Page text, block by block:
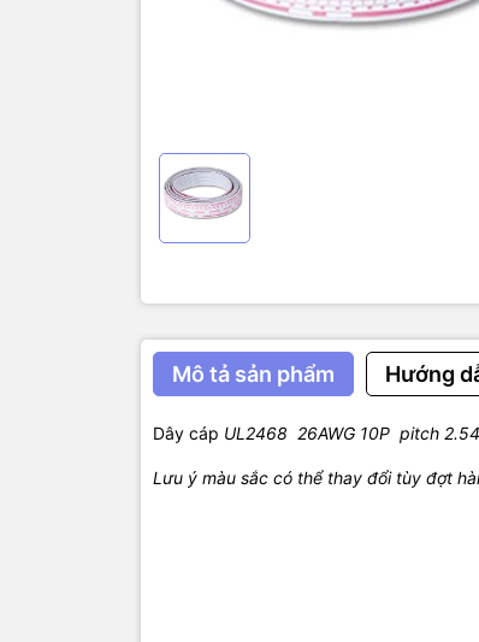
Mô tả sản phẩm Hướng
Dây cáp UL2468 26AWG 10P pitch
Lưu ý màu sắc có thể thay đổi tùy đợt